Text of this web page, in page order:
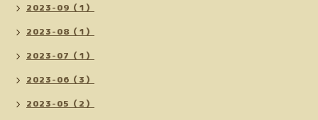
2023-09（1）
2023-08（1）
2023-07（1）
2023-06（3）
2023-05（2）